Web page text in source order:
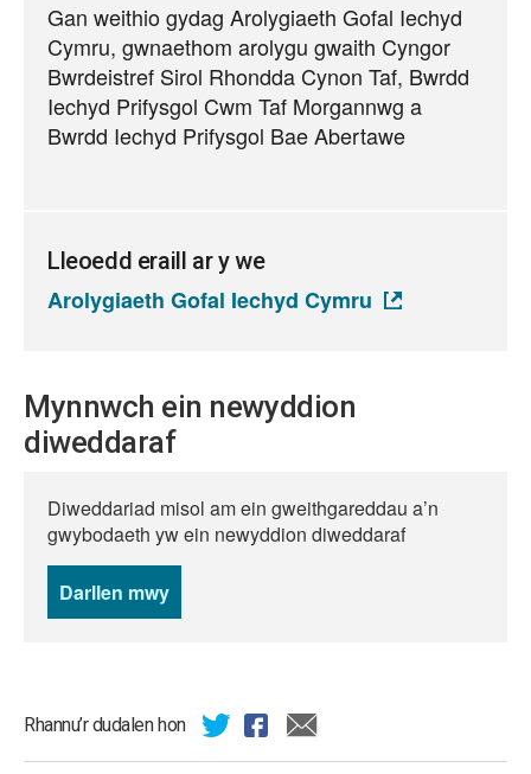
Gan weithio gydag Arolygiaeth Gofal Iechyd
Cymru, gwnaethom arolygu gwaith Cyngor
Bwrdeistref Sirol Rhondda Cynon Taf, Bwrdd
Iechyd Prifysgol Cwm Taf Morgannwg a
Bwrdd Iechyd Prifysgol Bae Abertawe
Lleoedd eraill ar y we
Arolygiaeth Gofal Iechyd Cymru
Mynnwch ein newyddion
diweddaraf
Diweddariad misol am ein gweithgareddau a’n
gwybodaeth yw ein newyddion diweddaraf
Darllen mwy
newyddion
Rhannu’r dudalen hon